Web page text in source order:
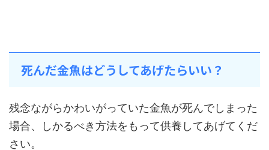
死んだ金魚はどうしてあげたらいい？
残念ながらかわいがっていた金魚が死んでしまった
場合、しかるべき方法をもって供養してあげてくだ
さい。